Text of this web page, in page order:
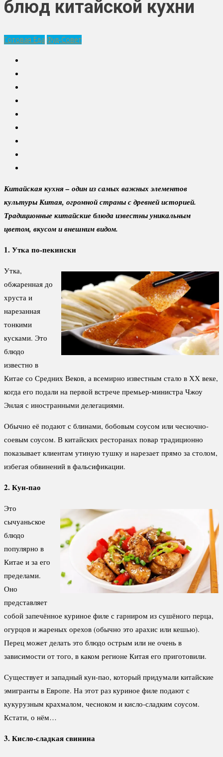
блюд китайской кухни
Готовая Еда Фуд-Совет
Китайская кухня – один из самых важных элементов
культуры Китая, огромной страны с древней историей.
Традиционные китайские блюда известны уникальным
цветом, вкусом и внешним видом.
1. Утка по-пекински
Утка,
обжаренная до
хруста и
нарезанная
тонкими
кусками. Это
блюдо
известно в
Китае со Средних Веков, а всемирно известным стало в ХХ веке,
когда его подали на первой встрече премьер-министра Чжоу
Энлая с иностранными делегациями.
Обычно её подают с блинами, бобовым соусом или чесночно-
соевым соусом. В китайских ресторанах повар традиционно
показывает клиентам утиную тушку и нарезает прямо за столом,
избегая обвинений в фальсификации.
2. Кун-пао
Это
сычуаньское
блюдо
популярно в
Китае и за его
пределами.
Оно
представляет
собой запечённое куриное филе с гарниром из сушёного перца,
огурцов и жареных орехов (обычно это арахис или кешью).
Перец может делать это блюдо острым или не очень в
зависимости от того, в каком регионе Китая его приготовили.
Существует и западный кун-пао, который придумали китайские
эмигранты в Европе. На этот раз куриное филе подают с
кукурузным крахмалом, чесноком и кисло-сладким соусом.
Кстати, о нём…
3. Кисло-сладкая свинина